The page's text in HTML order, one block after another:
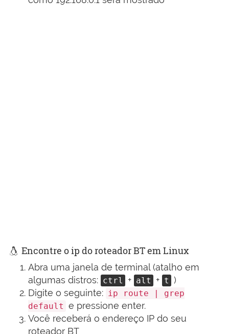
Encontre o ip do roteador BT em Linux
Abra uma janela de terminal (atalho em
algumas distros: ctrl + alt + t )
Digite o seguinte: ip route | grep
default e pressione enter.
Você receberá o endereço IP do seu
roteador BT